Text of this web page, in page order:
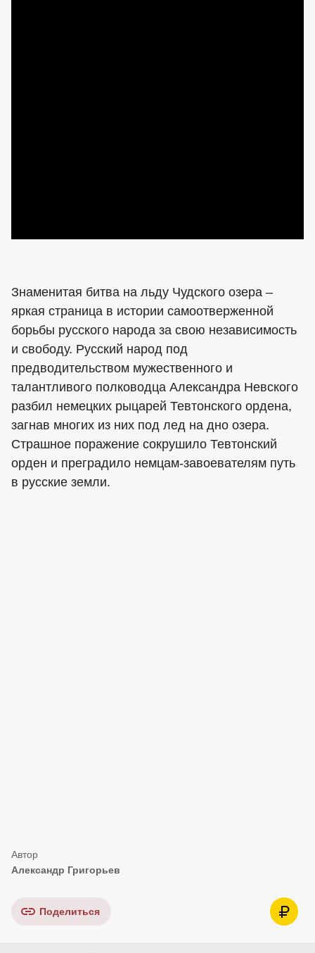
Знаменитая битва на льду Чудского озера –
яркая страница в истории самоотверженной
борьбы русского народа за свою независимость
и свободу. Русский народ под
предводительством мужественного и
талантливого полководца Александра Невского
разбил немецких рыцарей Тевтонского ордена,
загнав многих из них под лед на дно озера.
Страшное поражение сокрушило Тевтонский
орден и преградило немцам-завоевателям путь
в русские земли.
Александр Григорьев
Поделиться